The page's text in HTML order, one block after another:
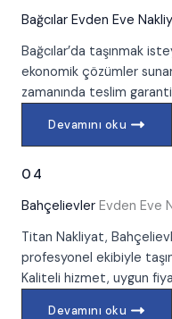
Bağcılar Evden Eve
Bağcılar’da taşınmak
ekonomik çözümler
zamanında teslim
Devamını oku
04
Bahçelievler Evden Eve
Titan Nakliyat,
profesyonel ekibiyle
Kaliteli hizmet, uygun
Devamını oku